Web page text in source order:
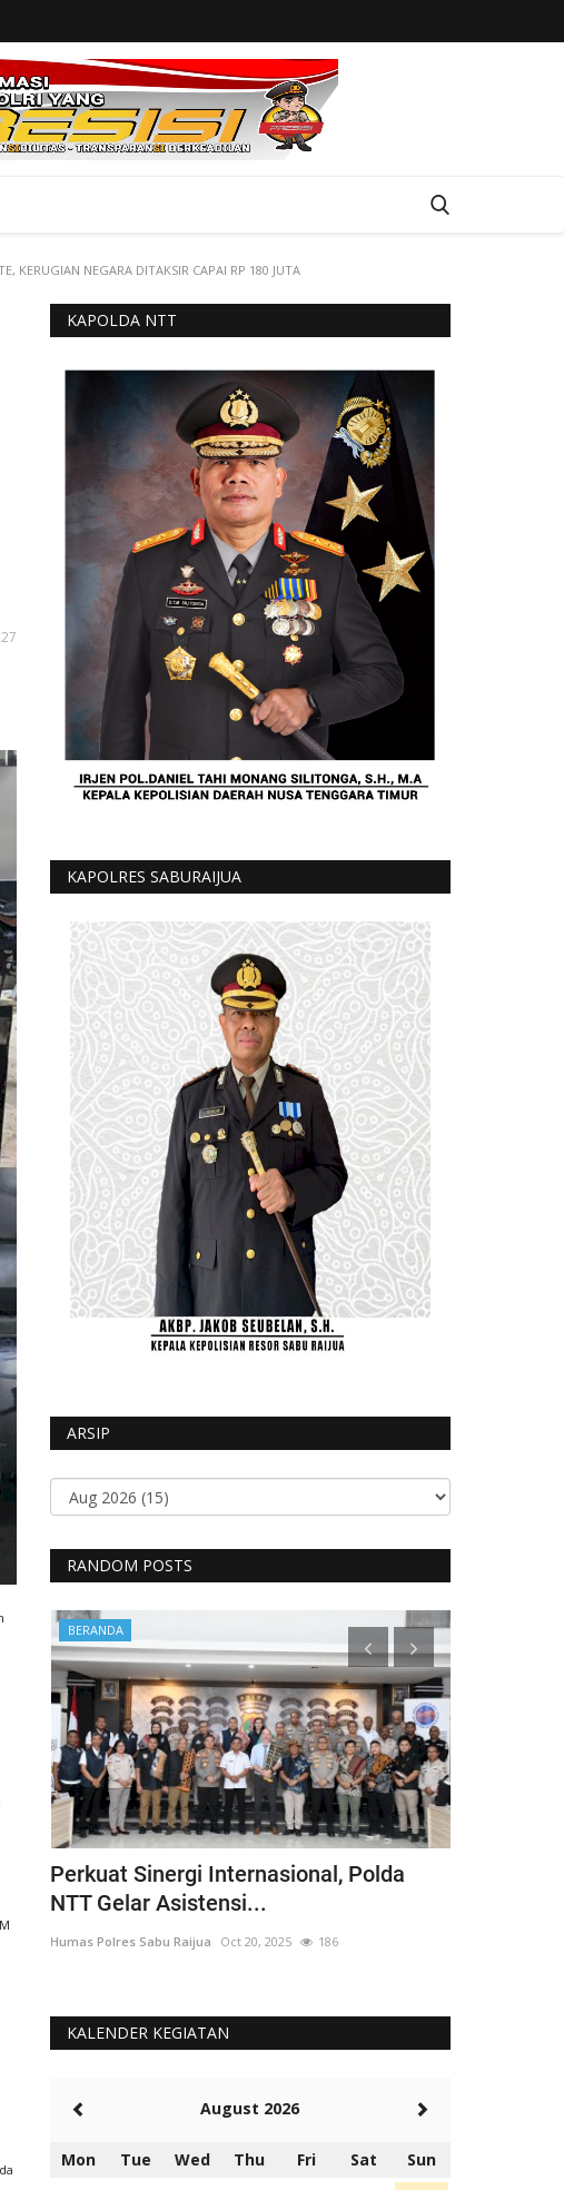
KERUGIAN NEGARA DITAKSIR CAPAI RP 180 JUTA
KAPOLDA NTT
KAPOLRES SABURAIJUA
ARSIP
RANDOM POSTS
BERANDA
Perkuat Sinergi Internasional, Polda
NTT Gelar Asistensi...
Humas Polres Sabu Raijua Oct 20, 2025 186
KALENDER KEGIATAN
August 2026
Mon Tue Wed Thu Fri Sat Sun